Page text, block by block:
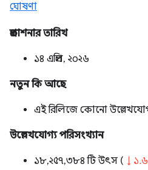
ঘোষণা
প্রকাশনার তারিখ
১৪ এপ্রিল, ২০২৬
নতুন কি আছে
এই রিলিজে কোনো
উল্লেখযোগ্য পরিসংখ্যান
১৮,২৫৭,৩৮৪ টি উৎস ( ↓